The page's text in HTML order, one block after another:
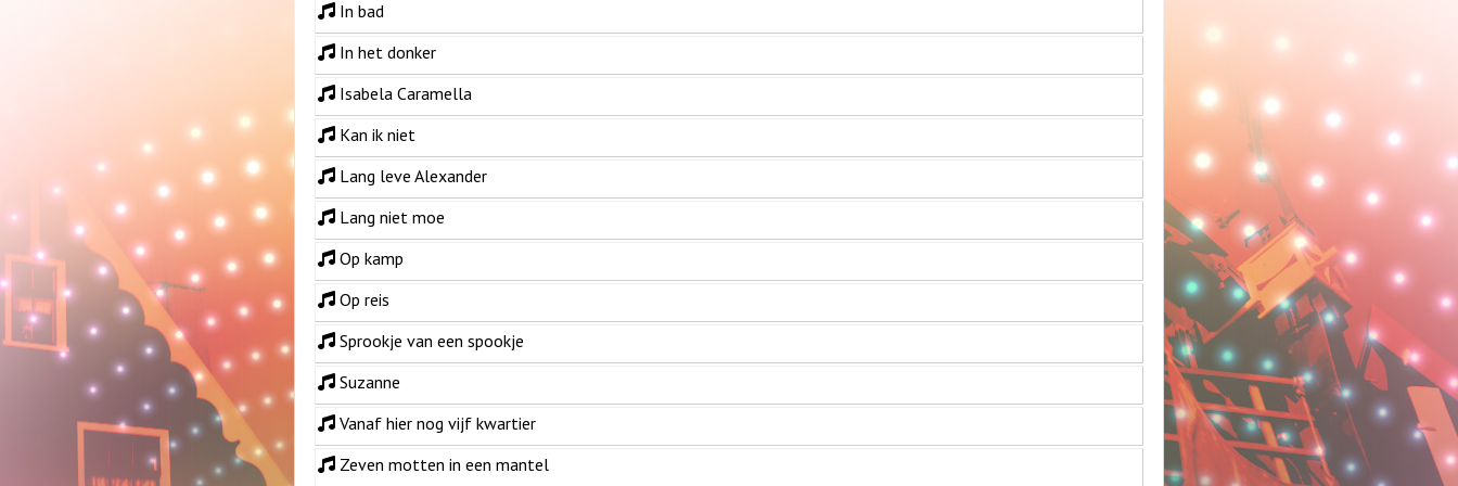
In bad
In het donker
Isabela Caramella
Kan ik niet
Lang leve Alexander
Lang niet moe
Op kamp
Op reis
Sprookje van een spookje
Suzanne
Vanaf hier nog vijf kwartier
Zeven motten in een mantel